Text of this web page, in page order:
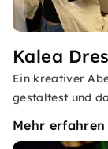
Kalea
Ein kreativer
gestaltest und
Mehr erfahren